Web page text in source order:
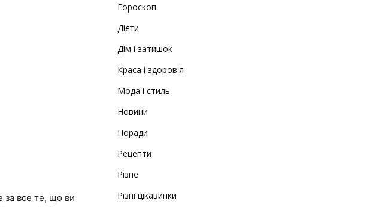
за все те, що ви
Гороскоп
Дієти
Дім і затишок
Краса і здоров'я
Мода і стиль
Новини
Поради
Рецепти
Різне
Різні цікавинки